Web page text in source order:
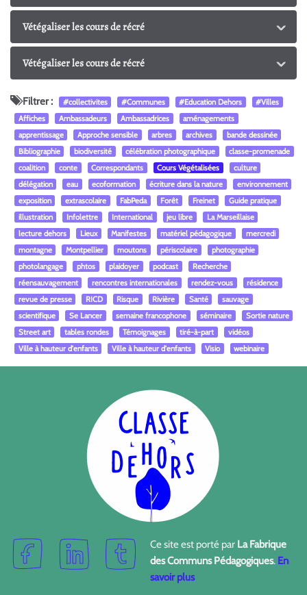
Vétégaliser les cours de récré
Vétégaliser les cours de récré
Filtrer : #collectivites #Communes #Education Dehors
#Villes
Affiches
Ambassadeurs Ambassadrices
aménagements
apprentissage
Approche sensible arbres archives
bande dessinée
Bibliographie
biodiversité célébration photographique
classe-promenade
coalition
conte Correspondants Cours Végétalisées
culture
délégation
eau ecoformation écriture dans la nature
environnement
exposition
extrascolaire FabPeda Forêt Freinet
Guide pratique
illustration
Infolettre International jeu libre
La Marseillaise
lecture dehors
Lieux Manifestes matériel pédagogique
mercredi
montagne
Montpellier moutons périscolaire
photographie
photolangage
phtos plaidoyer podcast
Recherche
réensauvagement
rencontres internationales rendez-vous
résidence
revue de presse
RICD Risque Rivière Santé
sauvage
scientifique
Se Lancer semaine francophone séminaire
Sortie nature
Street art
tables rondes Témoignages tiré-à-part
vidéos
Ville à hauteur d'enfants
Ville à hauteur d'enfants Visio webinaire
Ce site est porté par La Fabrique
des Communs Pédagogiques. En
savoir plus